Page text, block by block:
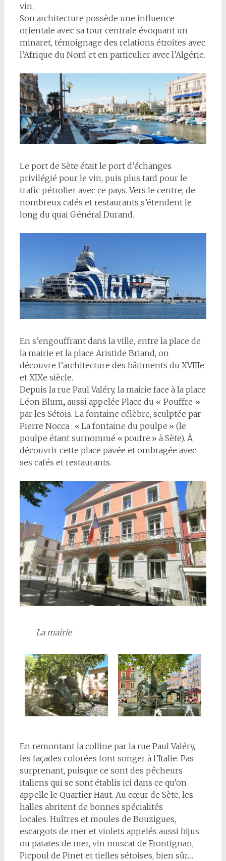
vin.
Son architecture possède une influence
orientale avec sa tour centrale évoquant un
minaret, témoignage des relations étroites avec
l’Afrique du Nord et en particulier avec l’Algérie.
Le port de Sète était le port d’échanges
privilégié pour le vin, puis plus tard pour le
trafic pétrolier avec ce pays. Vers le centre, de
nombreux cafés et restaurants s’étendent le
long du quai Général Durand.
En s’engouffrant dans la ville, entre la place de
la mairie et la place Aristide Briand, on
découvre l’architecture des bâtiments du XVIIIe
et XIXe siècle.
Depuis la rue Paul Valéry, la mairie face à la place
Léon Blum, aussi appelée Place du « Pouffre »
par les Sétois. La fontaine célèbre, sculptée par
Pierre Nocca : « La fontaine du poulpe » (le
poulpe étant surnommé « poufre » à Sète). À
découvrir cette place pavée et ombragée avec
ses cafés et restaurants.
La mairie
En remontant la colline par la rue Paul Valéry,
les façades colorées font songer à l’Italie. Pas
surprenant, puisque ce sont des pêcheurs
italiens qui se sont établis ici dans ce qu’on
appelle le Quartier Haut. Au cœur de Sète, les
halles abritent de bonnes spécialités
locales. Huîtres et moules de Bouzigues,
escargots de mer et violets appelés aussi bijus
ou patates de mer, vin muscat de Frontignan,
Picpoul de Pinet et tielles sétoises, bien sûr…